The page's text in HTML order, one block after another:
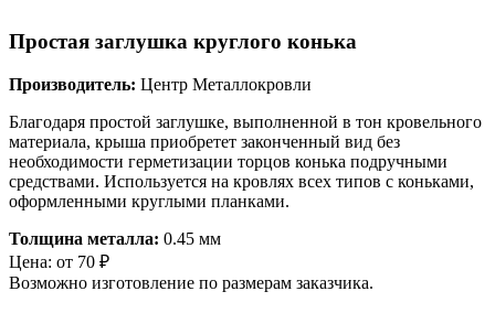
Простая заглушка круглого конька
Производитель: Центр Металлокровли
Благодаря простой заглушке, выполненной в тон кровельного
материала, крыша приобретет законченный вид без
необходимости герметизации торцов конька подручными
средствами. Используется на кровлях всех типов с коньками,
оформленными круглыми планками.
Толщина металла: 0.45 мм
Цена: от 70 ₽
Возможно изготовление по размерам заказчика.